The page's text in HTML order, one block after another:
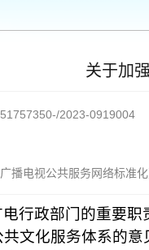
关于加
2023-0919004
电视公共服务网络标准
行政部门的重要
共文化服务体系的